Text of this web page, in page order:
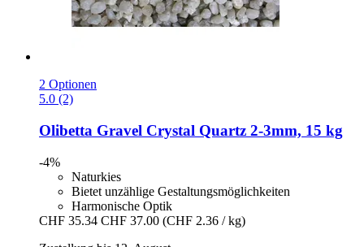
2 Optionen
5.0 (2)
Olibetta Gravel Crystal Quartz 2-​3mm, 15 kg
-4%
Naturkies
Bietet unzählige Gestaltungsmöglichkeiten
Harmonische Optik
CHF 35.34 CHF 37.00 (CHF 2.36 / kg)